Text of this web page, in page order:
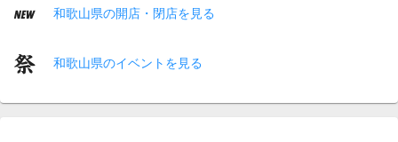
和歌山県の開店・閉店を見る
和歌山県のイベントを見る